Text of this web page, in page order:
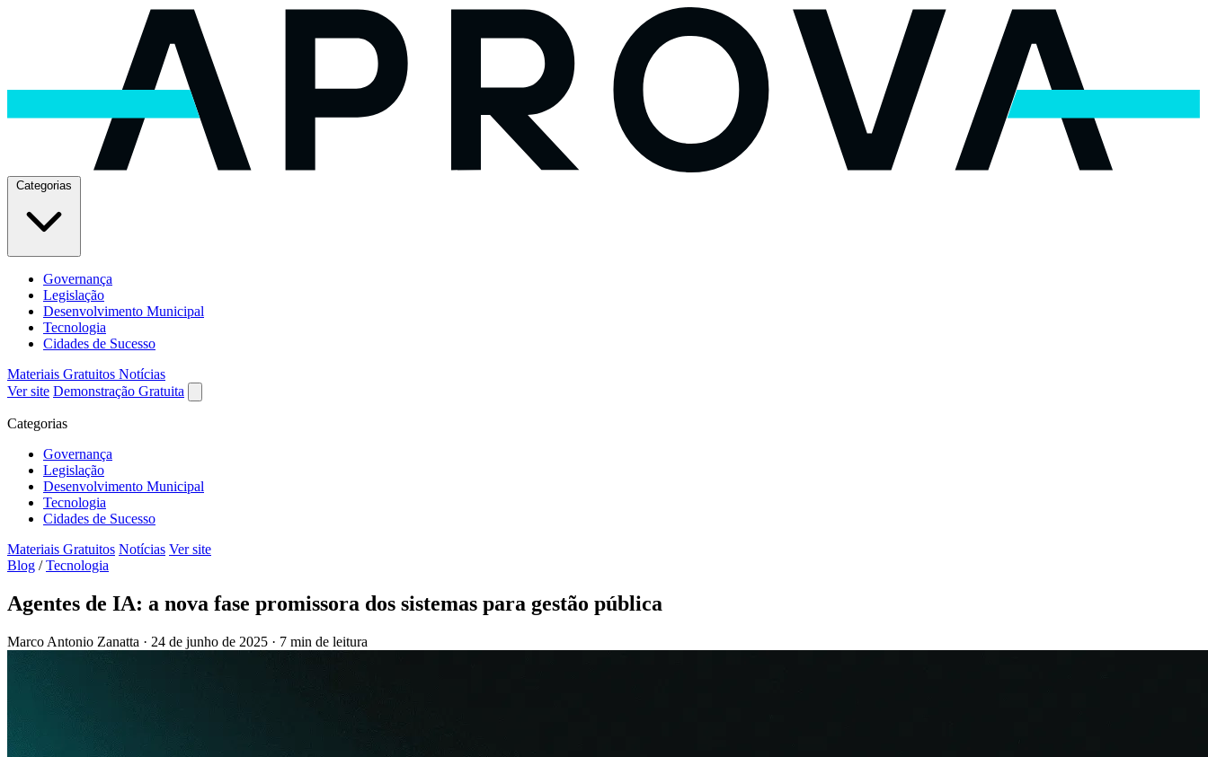
Governança
Legislação
Desenvolvimento Municipal
Tecnologia
Cidades de Sucesso
Materiais Gratuitos Notícias
Ver site Demonstração Gratuita
Categorias
Governança
Legislação
Desenvolvimento Municipal
Tecnologia
Cidades de Sucesso
Materiais Gratuitos Notícias Ver site
Blog / Tecnologia
Agentes de IA: a nova fase promissora dos sistemas para gestão pública
Marco Antonio Zanatta · 24 de junho de 2025 · 7 min de leitura